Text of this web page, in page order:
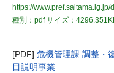
https://
種別：pdfサイズ：
[PDF] 危機管理課 調整・
目説明事業